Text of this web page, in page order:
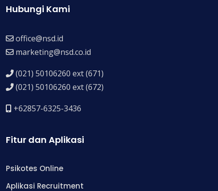
Hubungi Kami
office@nsd.id
marketing@nsd.co.id
(021) 50106260 ext (671)
(021) 50106260 ext (672)
+62857-6325-3436
Fitur dan Aplikasi
Psikotes Online
Aplikasi Recruitment